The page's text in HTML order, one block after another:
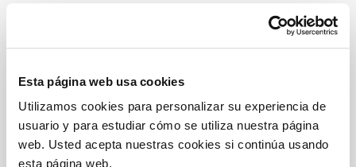
Esta página web usa cookies
Utilizamos cookies para personalizar su experiencia de
usuario y para estudiar cómo se utiliza nuestra página
web. Usted acepta nuestras cookies si continúa usando
esta página web.